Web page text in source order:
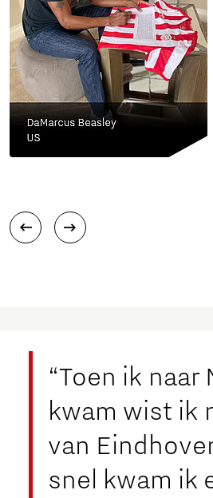
“Toen ik naar
kwam wist ik
van
snel kwam ik